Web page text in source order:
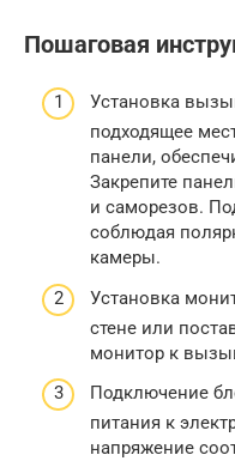
Пошаговая
Установка
подходящее
панели,
Закрепите
и саморезов.
соблюдая
камеры.
Установка
стене или
монитор к
Подключение
питания к
напряжение